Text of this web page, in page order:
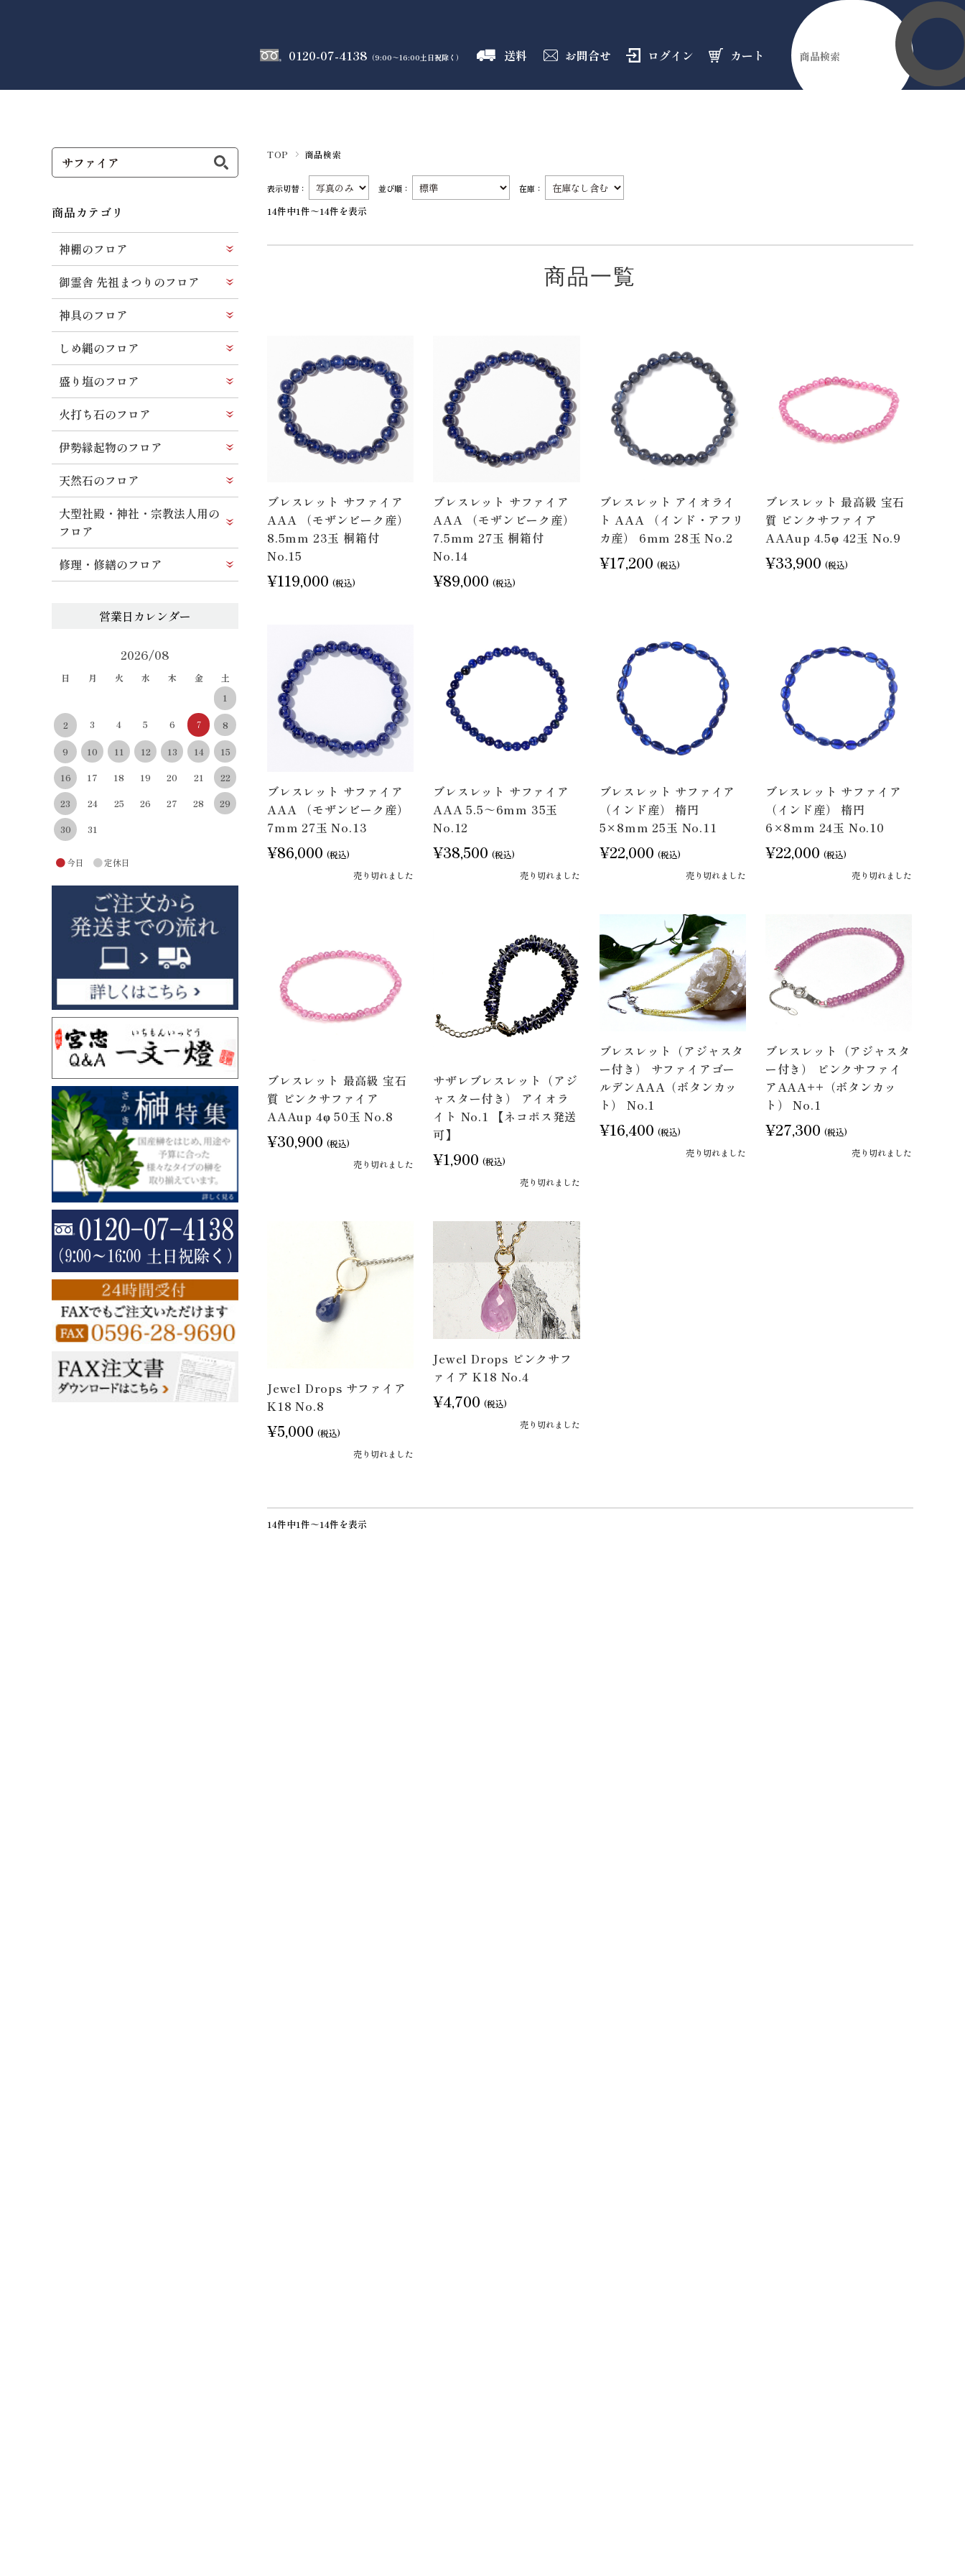
0120-07-4138 （9:00～16:00土日祝除く） 送料 お問合せ ログイン カート
TOP 商品検索
表示切替： 並び順： 在庫：
14件中1件～14件を表示
商品一覧
ブレスレット サファイア
AAA （モザンビーク産）
8.5mm 23玉 桐箱付
No.15
¥119,000 (税込)
ブレスレット サファイア
AAA （モザンビーク産）
7.5mm 27玉 桐箱付
No.14
¥89,000 (税込)
ブレスレット アイオライ
ト AAA （インド・アフリ
カ産） 6mm 28玉 No.2
¥17,200 (税込)
ブレスレット 最高級 宝石
質 ピンクサファイア
AAAup 4.5φ 42玉 No.9
¥33,900 (税込)
ブレスレット サファイア
AAA （モザンビーク産）
7mm 27玉 No.13
¥86,000 (税込)
売り切れました
ブレスレット サファイア
AAA 5.5～6mm 35玉
No.12
¥38,500 (税込)
売り切れました
ブレスレット サファイア
（インド産） 楕円
5×8mm 25玉 No.11
¥22,000 (税込)
売り切れました
ブレスレット サファイア
（インド産） 楕円
6×8mm 24玉 No.10
¥22,000 (税込)
売り切れました
ブレスレット 最高級 宝石
質 ピンクサファイア
AAAup 4φ 50玉 No.8
¥30,900 (税込)
売り切れました
サザレブレスレット（アジ
ャスター付き） アイオラ
イト No.1 【ネコポス発送
可】
¥1,900 (税込)
売り切れました
ブレスレット（アジャスタ
ー付き） サファイアゴー
ルデンAAA（ボタンカッ
ト） No.1
¥16,400 (税込)
売り切れました
ブレスレット（アジャスタ
ー付き） ピンクサファイ
アAAA++（ボタンカッ
ト） No.1
¥27,300 (税込)
売り切れました
Jewel Drops サファイア
K18 No.8
¥5,000 (税込)
売り切れました
Jewel Drops ピンクサフ
ァイア K18 No.4
¥4,700 (税込)
売り切れました
14件中1件～14件を表示
商品カテゴリ
神棚のフロア
御霊舎 先祖まつりのフロア
神具のフロア
しめ縄のフロア
盛り塩のフロア
火打ち石のフロア
伊勢縁起物のフロア
天然石のフロア
大型社殿・神社・宗教法人用の
フロア
修理・修繕のフロア
2026/08
日 月 火 水 木 金
土
1
2 3 4 5 6 7 8
9 10 11 12 13 14 15
16 17 18 19 20 21 22
23 24 25 26 27 28 29
30 31
●今日 ●定休日